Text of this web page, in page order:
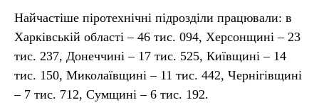
Найчастіше піротехнічні підрозділи працювали: в
Харківській області – 46 тис. 094, Херсонщині – 23
тис. 237, Донеччині – 17 тис. 525, Київщині – 14
тис. 150, Миколаївщині – 11 тис. 442, Чернігівщині
– 7 тис. 712, Сумщині – 6 тис. 192.